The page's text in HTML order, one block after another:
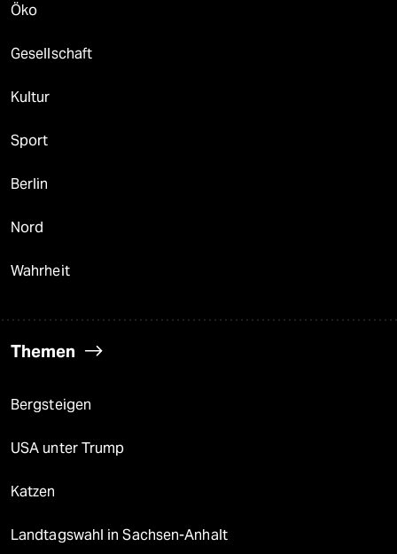
Öko
Gesellschaft
Kultur
Sport
Berlin
Nord
Wahrheit
Themen
Bergsteigen
USA unter Trump
Katzen
Landtagswahl in Sachsen-Anhalt